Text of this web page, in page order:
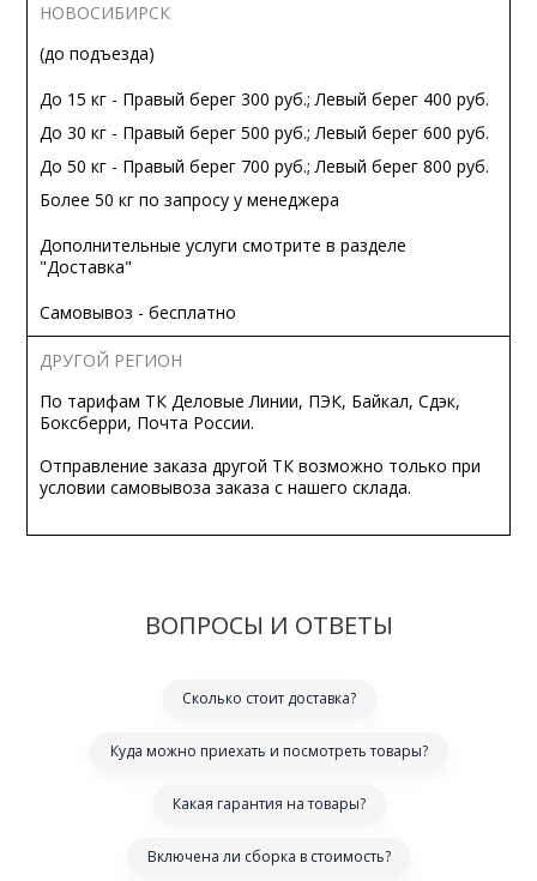
НОВОСИБИРСК
(до подъезда)
До 15 кг - Правый берег 300 руб.; Левый берег 400 руб.
До 30 кг - Правый берег 500 руб.; Левый берег 600 руб.
До 50 кг - Правый берег 700 руб.; Левый берег 800 руб.
Более 50 кг по запросу у менеджера
Дополнительные услуги смотрите в разделе
"Доставка"
Самовывоз - бесплатно
ДРУГОЙ РЕГИОН
По тарифам ТК Деловые Линии, ПЭК, Байкал, Сдэк,
Боксберри, Почта России.
Отправление заказа другой ТК возможно только при
условии самовывоза заказа с нашего склада.
ВОПРОСЫ И ОТВЕТЫ
Сколько стоит доставка?
Куда можно приехать и посмотреть товары?
Какая гарантия на товары?
Включена ли сборка в стоимость?